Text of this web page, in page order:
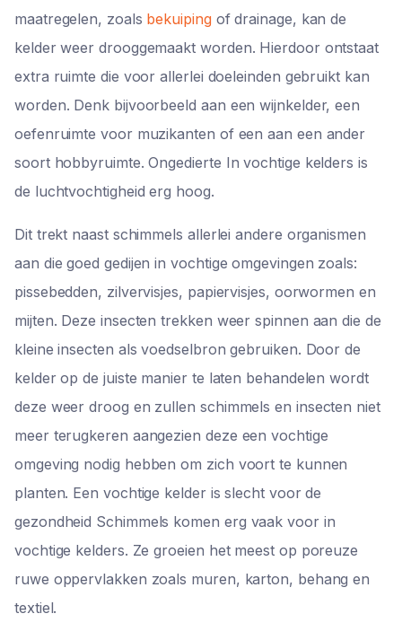
maatregelen, zoals bekuipingof drainage, kan de
kelder weer drooggemaakt worden. Hierdoor ontstaat
extra ruimte die voor allerlei doeleinden gebruikt kan
worden. Denk bijvoorbeeld aan een wijnkelder, een
oefenruimte voor muzikanten of een aan een ander
soort hobbyruimte. Ongedierte In vochtige kelders is
de luchtvochtigheid erg hoog.
Dit trekt naast schimmels allerlei andere organismen
aan die goed gedijen in vochtige omgevingen zoals:
pissebedden, zilvervisjes, papiervisjes, oorwormen en
mijten. Deze insecten trekken weer spinnen aan die de
kleine insecten als voedselbron gebruiken. Door de
kelder op de juiste manier te laten behandelen wordt
deze weer droog en zullen schimmels en insecten niet
meer terugkeren aangezien deze een vochtige
omgeving nodig hebben om zich voort te kunnen
planten. Een vochtige kelder is slecht voor de
gezondheid Schimmels komen erg vaak voor in
vochtige kelders. Ze groeien het meest op poreuze
ruwe oppervlakken zoals muren, karton, behang en
textiel.